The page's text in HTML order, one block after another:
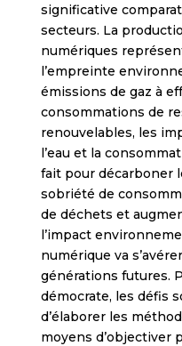
significative
secteurs. La
numériques
l’empreinte
émissions de gaz à
consommations de
renouvelables, les
l’eau et la
fait pour décarboner
sobriété de
de déchets et
l’impact
numérique va
générations futures.
démocrate, les défis
d’élaborer les
moyens d’objectiver